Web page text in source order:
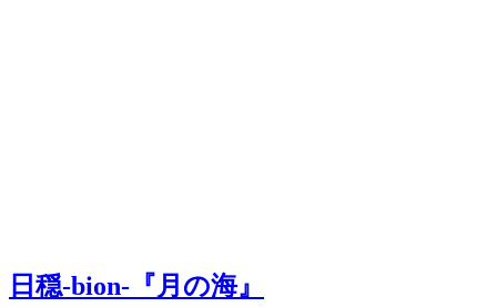
日穏-bion-『月の海』